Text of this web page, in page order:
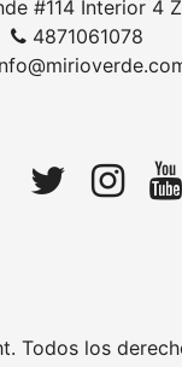
#114 Interior 4
4871061078
Todos los